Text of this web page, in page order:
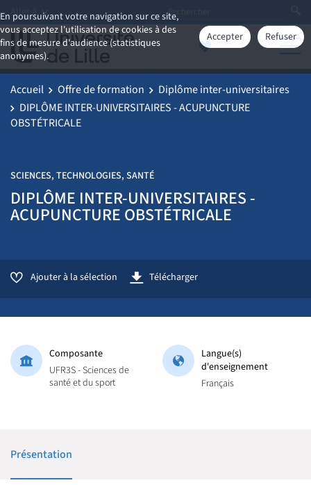
En poursuivant votre navigation sur ce site,
vous acceptez l'utilisation de cookies à des
fins de mesure d'audience (statistiques
anonymes).
Accepter Refuser
Aller à
Accueil Offre de formation
Diplôme inter-universitaires
DIPLÔME INTER-UNIVERSITAIRES - ACUPUNCTURE
OBSTÉTRICALE
SCIENCES, TECHNOLOGIES, SANTÉ
DIPLÔME INTER-UNIVERSITAIRES -
ACUPUNCTURE OBSTÉTRICALE
Ajouter à la sélection Télécharger
Composante
UFR3S - Sciences de
santé et du sport
Langue(s)
d'enseignement
Français
Présentation